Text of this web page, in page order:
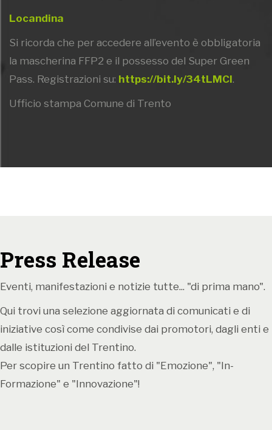
Locandina
Si ricorda che per accedere all’evento è obbligatoria
la mascherina FFP2 e il possesso del Super Green
Pass. Registrazioni su: https://bit.ly/34tLMCI.
Ufficio stampa Comune di Trento
Press Release
Eventi, manifestazioni e notizie tutte... "di prima mano".
Qui trovi una selezione aggiornata di comunicati e di
iniziative così come condivise dai promotori, dagli enti e
dalle istituzioni del Trentino.
Per scopire un Trentino fatto di "Emozione", "In-
Formazione" e "Innovazione"!